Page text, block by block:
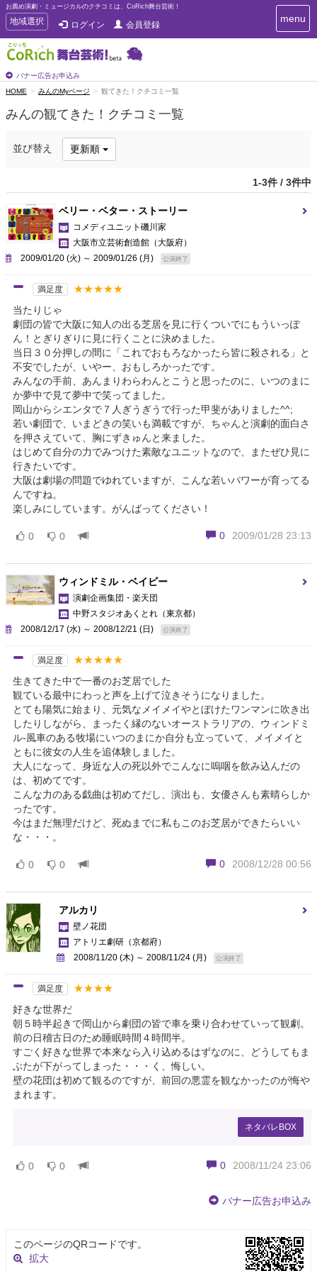
お薦め演劇・ミュージカルのクチコミは、CoRich舞台芸術！
T
o
g
g
e
n
v
a
地域選択 ログイン 会員登録
バナー広告お申込み
T
o
t
menu
HOME みんのMyページ 観てきた！クチコミ一覧
みんの観てきた！クチコミ一覧
並び替え 更新順
1-3件 / 3件中
ベリー・ベター・ストーリー
コメディユニット磯川家
大阪市立芸術創造館 （大阪府）
2009/01/20 (火) ～ 2009/01/26 (月)
公演終了
満足度
★★★★★
当たりじゃ
劇団の皆で大阪に知人の出る芝居を見に行くついでにもういっぽ
ん！とぎりぎりに見に行くことに決めました。
当日３０分押しの間に「これでおもろなかったら皆に殺される」と
不安でしたが、いやー、おもしろかったです。
みんなの手前、あんまりわらわんとこうと思ったのに、いつのまに
か夢中で見て夢中で笑ってました。
岡山からシエンタで７人ぎうぎうで行った甲斐がありました^^;
若い劇団で、いまどきの笑いも満載ですが、ちゃんと演劇的面白さ
を押さえていて、胸にずきゅんと来ました。
はじめて自分の力でみつけた素敵なユニットなので、またぜひ見に
行きたいです。
大阪は劇場の問題でゆれていますが、こんな若いパワーが育ってる
んですね。
楽しみにしています。がんばってください！
0 2009/01/28 23:13
0 0
ウィンドミル・ベイビー
演劇企画集団・楽天団
中野スタジオあくとれ （東京都）
2008/12/17 (水) ～ 2008/12/21 (日)
公演終了
満足度
★★★★★
生きてきた中で一番のお芝居でした
観ている最中にわっと声を上げて泣きそうになりました。
とても陽気に始まり、元気なメイメイやとぼけたワンマンに吹き出
したりしながら、まったく縁のないオーストラリアの、ウィンドミ
ル-風車のある牧場にいつのまにか自分も立っていて、メイメイと
ともに彼女の人生を追体験しました。
大人になって、身近な人の死以外でこんなに嗚咽を飲み込んだの
は、初めてです。
こんな力のある戯曲は初めてだし、演出も、女優さんも素晴らしか
ったです。
今はまだ無理だけど、死ぬまでに私もこのお芝居ができたらいい
な・・・。
0 2008/12/28 00:56
0 0
アルカリ
壁ノ花団
アトリエ劇研 （京都府）
2008/11/20 (木) ～ 2008/11/24 (月)
公演終了
満足度
★★★★
好きな世界だ
朝５時半起きで岡山から劇団の皆で車を乗り合わせていって観劇。
前の日稽古日のため睡眠時間４時間半。
すごく好きな世界で本来なら入り込めるはずなのに、どうしてもま
ぶたが下がってしまった・・・く、悔しい。
壁の花団は初めて観るのですが、前回の悪霊を観なかったのが悔や
まれます。
ネタバレBOX
0 2008/11/24 23:06
0 0
バナー広告お申込み
このページのQRコードです。
拡大